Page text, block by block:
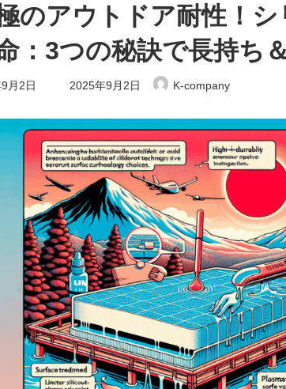
極のアウトドア耐性！
：3つの秘訣で長持ち
月2日
最
終
新
時
:
2025年9月2日 K-company